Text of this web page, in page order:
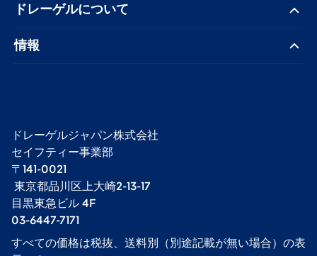
ドレーゲル​について
情報
ドレーゲルジャパン株式会社 ​
セイフティー事業部​
〒141-0021
​ 東京都品川区上大崎2-13-17​
目黒東急ビル 4F​
03-6447-7171
すべての価格は税抜、送料別（別途記載が無い場合）の表